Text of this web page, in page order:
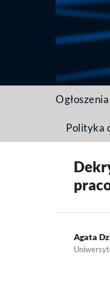
Ogłoszenia
Polityka
Strona
Agata